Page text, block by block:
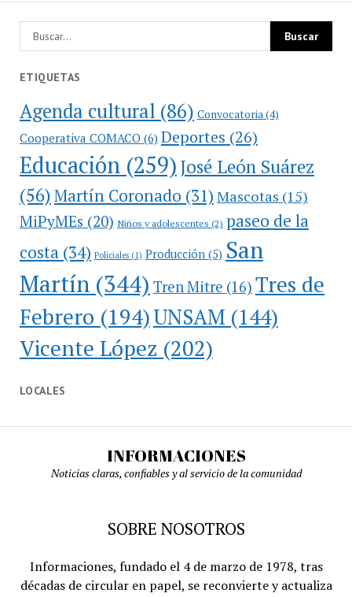
ETIQUETAS
Agenda cultural (86) Convocatoria (4)
Cooperativa COMACO(6) Deportes (26)
Educación(259)José León Suárez
(56)Martín Coronado (31) Mascotas (15)
MiPyMEs (20) Niños y adolescentes (2) paseo de la
costa(34) Policiales(1) Producción(5) San
Martín(344) Tren Mitre (16) Tres de
Febrero (194)UNSAM (144)
Vicente López (202)
LOCALES
INFORMACIONES
Noticias claras, confiables y al servicio de la comunidad
SOBRE NOSOTROS
Informaciones, fundado el 4 de marzo de 1978, tras
décadas de circular en papel, se reconvierte y actualiza